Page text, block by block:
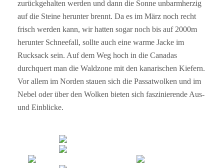
zurückgehalten werden und dann die Sonne unbarmherzig
auf die Steine herunter brennt. Da es im März noch recht
frisch werden kann, wir hatten sogar noch bis auf 2000m
herunter Schneefall, sollte auch eine warme Jacke im
Rucksack sein. Auf dem Weg hoch in die Canadas
durchquert man die Waldzone mit den kanarischen Kiefern.
Vor allem im Norden stauen sich die Passatwolken und im
Nebel oder über den Wolken bieten sich faszinierende Aus-
und Einblicke.